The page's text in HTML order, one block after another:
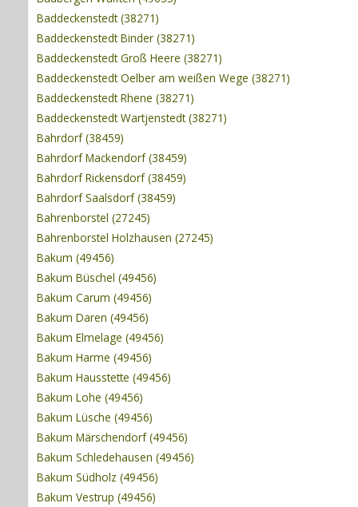
Baddeckenstedt (38271)
Baddeckenstedt Binder (38271)
Baddeckenstedt Groß Heere (38271)
Baddeckenstedt Oelber am weißen Wege (38271)
Baddeckenstedt Rhene (38271)
Baddeckenstedt Wartjenstedt (38271)
Bahrdorf (38459)
Bahrdorf Mackendorf (38459)
Bahrdorf Rickensdorf (38459)
Bahrdorf Saalsdorf (38459)
Bahrenborstel (27245)
Bahrenborstel Holzhausen (27245)
Bakum (49456)
Bakum Büschel (49456)
Bakum Carum (49456)
Bakum Daren (49456)
Bakum Elmelage (49456)
Bakum Harme (49456)
Bakum Hausstette (49456)
Bakum Lohe (49456)
Bakum Lüsche (49456)
Bakum Märschendorf (49456)
Bakum Schledehausen (49456)
Bakum Südholz (49456)
Bakum Vestrup (49456)